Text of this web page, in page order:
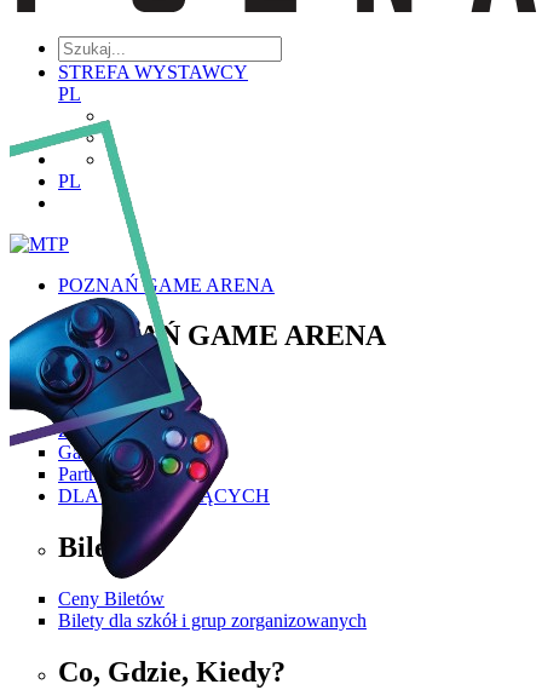
STREFA WYSTAWCY
PL
PL
POZNAŃ GAME ARENA
POZNAŃ GAME ARENA
Poznaj PGA
Historia PGA
Zakres Tematyczny
Galeria
Partnerzy i Patroni
DLA ZWIEDZAJĄCYCH
Bilety
Ceny Biletów
Bilety dla szkół i grup zorganizowanych
Co, Gdzie, Kiedy?